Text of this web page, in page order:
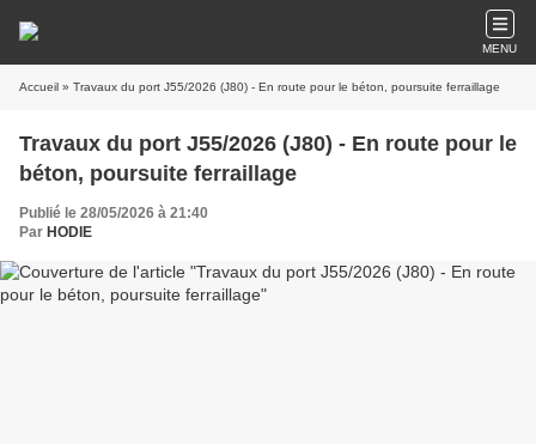
MENU
Accueil » Travaux du port J55/2026 (J80) - En route pour le béton, poursuite ferraillage
Travaux du port J55/2026 (J80) - En route pour le
béton, poursuite ferraillage
Publié le 28/05/2026 à 21:40
Par HODIE